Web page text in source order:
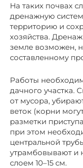
На таких почвах
дренажную
территорию и
хозяйства.
земле возможен,
составленному
Работы
дачного участка.
от мусора,
веток (корни
разметки
при этом
центральной
утрамбовывают и
слоем 10–15 см.